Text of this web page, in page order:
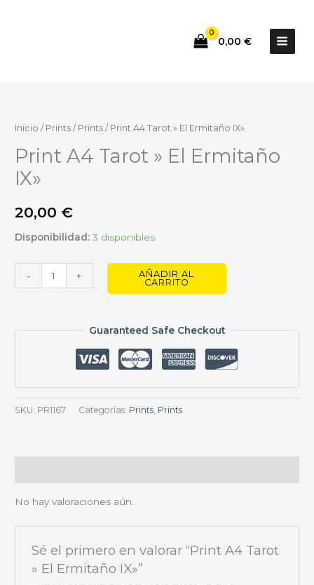
0,00 €
Inicio / Prints / Prints / Print A4 Tarot » El Ermitaño IX»
Print A4 Tarot » El Ermitaño
IX»
20,00 €
Disponibilidad: 3 disponibles
-
Tarot
El
Ermitaño
cantidad
+
AÑADIR AL
CARRITO
Guaranteed Safe Checkout
SKU: PR1167 Categorías: Prints, Prints
No hay valoraciones aún.
Sé el primero en valorar “Print A4 Tarot
» El Ermitaño IX»”